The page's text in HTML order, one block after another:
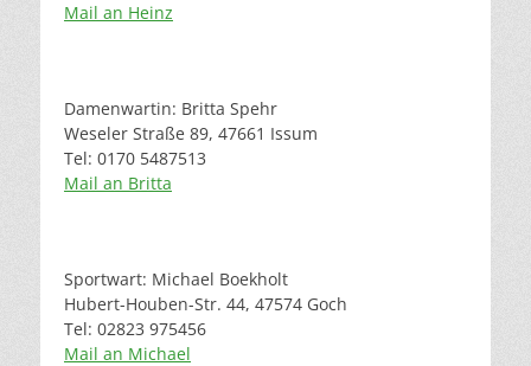
Mail an Heinz
Damenwartin: Britta Spehr
Weseler Straße 89, 47661 Issum
Tel: 0170 5487513
Mail an Britta
Sportwart: Michael Boekholt
Hubert-Houben-Str. 44, 47574 Goch
Tel: 02823 975456
Mail an Michael